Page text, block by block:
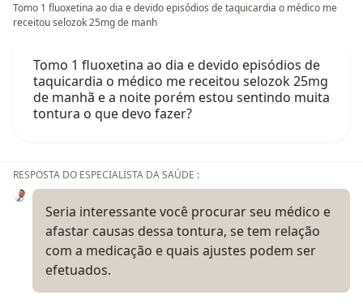
Tomo 1 fluoxetina ao dia e devido episódios de taquicardia o médico me
receitou selozok 25mg de manh
Tomo 1 fluoxetina ao dia e devido episódios de
taquicardia o médico me receitou selozok 25mg
de manhã e a noite porém estou sentindo muita
tontura o que devo fazer?
RESPOSTA DO ESPECIALISTA DA SAÚDE :
Seria interessante você procurar seu médico e
afastar causas dessa tontura, se tem relação
com a medicação e quais ajustes podem ser
efetuados.